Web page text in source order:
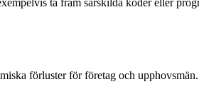
ta fram särskilda koder eller
förluster för företag och